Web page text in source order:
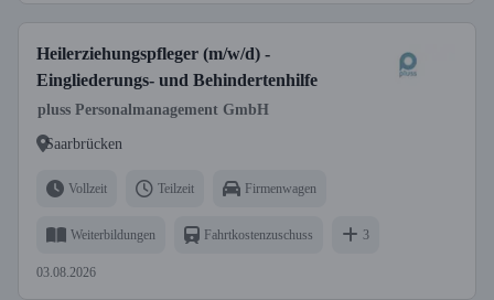
Heilerziehungspfleger (m/w/d) -
Eingliederungs- und Behindertenhilfe
pluss Personalmanagement GmbH
Saarbrücken
Vollzeit Teilzeit Firmenwagen
Weiterbildungen Fahrtkostenzuschuss 3
03.08.2026